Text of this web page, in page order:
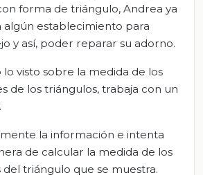
forma de triángulo, Andrea ya
algún establecimiento para
y así, poder reparar su adorno.
lo visto sobre la medida de los
de los triángulos, trabaja con un
la información e intenta
de calcular la medida de los
triángulo que se muestra.